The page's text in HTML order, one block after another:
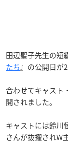
田辺聖子先生の短
たち』の公開日が
合わせてキャスト
開されました。
キャストには鈴川
さんが抜擢されW